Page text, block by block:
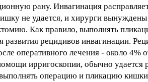
рану. Инвагинация
не удается, и хирурги
Как правило, выполнять
рецидивов инвагинации.
оперативного лечения - около
ирригоскопии, обычно
операцию и пликацию